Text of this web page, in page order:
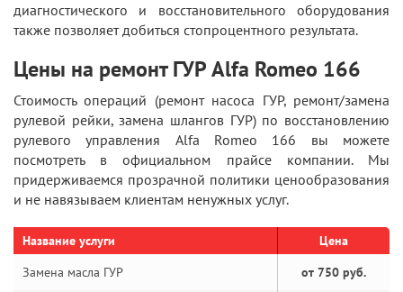
диагностического и восстановительного оборудования
также позволяет добиться стопроцентного результата.
Цены на ремонт ГУР Alfa Romeo 166
Стоимость операций (ремонт насоса ГУР, ремонт/замена
рулевой рейки, замена шлангов ГУР) по восстановлению
рулевого управления Alfa Romeo 166 вы можете
посмотреть в официальном прайсе компании. Мы
придерживаемся прозрачной политики ценообразования
и не навязываем клиентам ненужных услуг.
Название услуги
Цена
Замена масла ГУР
от 750 руб.